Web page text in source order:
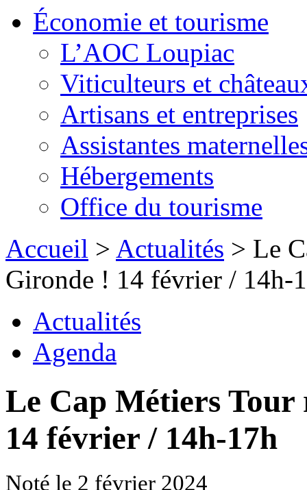
Économie et tourisme
L’AOC Loupiac
Viticulteurs et
Artisans et entreprises
Assistantes
Hébergements
Office du tourisme
Accueil > Actualités > Le
Gironde ! 14 février / 14h-
Actualités
Agenda
Le Cap Métiers Tour
14 février / 14h-17h
Noté le 2 février 2024